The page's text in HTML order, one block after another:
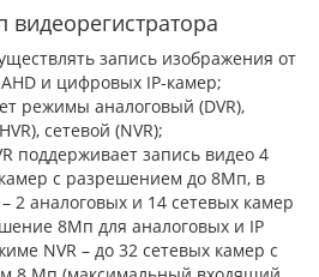
запись изображения от
и цифровых IP-камер;
режимы аналоговый (DVR),
сетевой (NVR);
поддерживает запись видео 4
с разрешением до 8Мп, в
2 аналоговых и 14 сетевых камер
8Мп для аналоговых и IP
NVR – до 32 сетевых камер с